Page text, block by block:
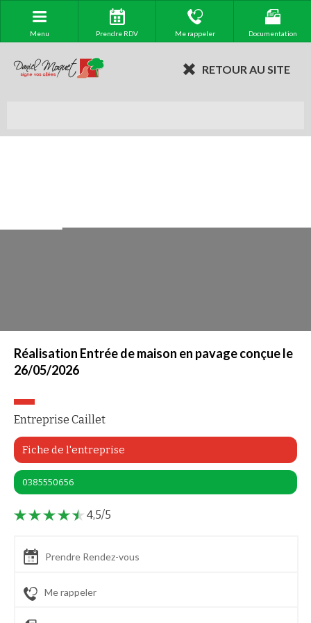
Menu Prendre RDV Me rappeler Documentation
RETOUR AU SITE
Réalisation Entrée de maison en pavage conçue le
26/05/2026
Entreprise Caillet
Fiche de l'entreprise
0385550656
4,5/5
Prendre Rendez-vous
Me rappeler